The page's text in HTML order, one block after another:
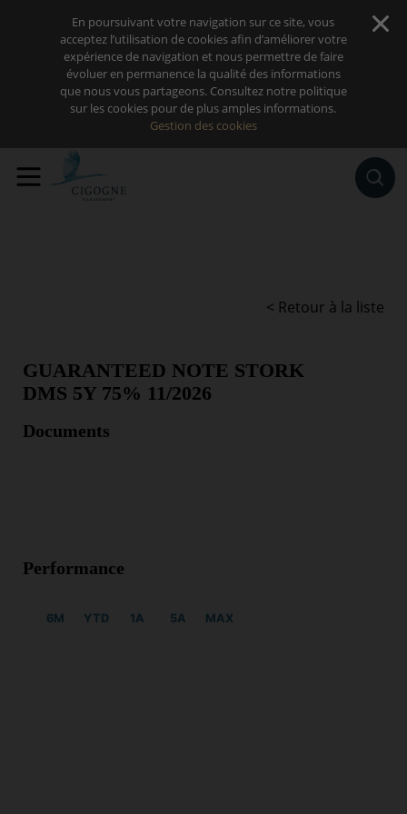
En poursuivant votre navigation sur ce site, vous
acceptez l’utilisation de cookies afin d’améliorer votre
expérience de navigation et nous permettre de faire
évoluer en permanence la qualité des informations
que nous vous partageons. Consultez notre politique
sur les cookies pour de plus amples informations.
Gestion des cookies
< Retour à la liste
GUARANTEED NOTE STORK
DMS 5Y 75% 11/2026
Documents
Performance
6M YTD 1A 5A MAX